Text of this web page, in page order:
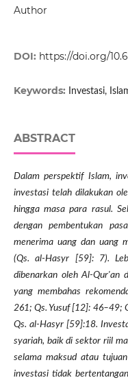
Author
DOI: https://doi.org/
Keywords: Investasi,
ABSTRACT
Dalam perspektif Islam,
investasi telah dilakukan
hingga masa para rasul.
dengan pembentukan
menerima uang dan uang
(Qs. al-Hasyr [59]: 7).
dibenarkan oleh Al-Qur'an
yang membahas
261; Qs. Yusuf [12]: 46–49;
Qs. al-Hasyr [59]:18.
syariah, baik di sektor riil
selama maksud atau
investasi tidak